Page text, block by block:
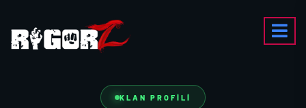
KLAN PROFILI